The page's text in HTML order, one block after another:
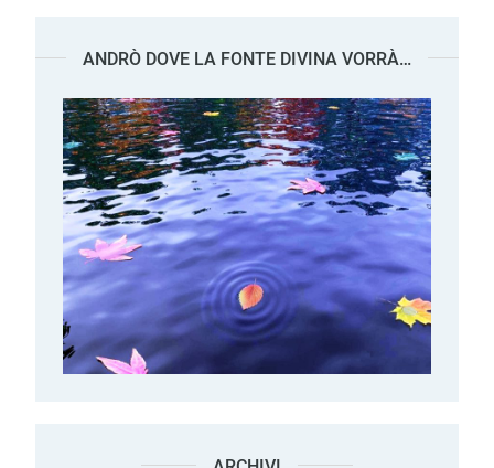
ANDRÒ DOVE LA FONTE DIVINA VORRÀ…